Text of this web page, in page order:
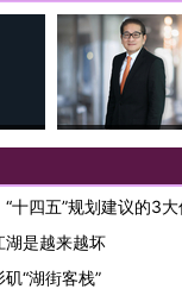
视线｜被称为“蟑螂”的印
度Z世代 用街头抗争将教
“十四五”规划建议的3
湖是越来越坏
“湖街客栈”